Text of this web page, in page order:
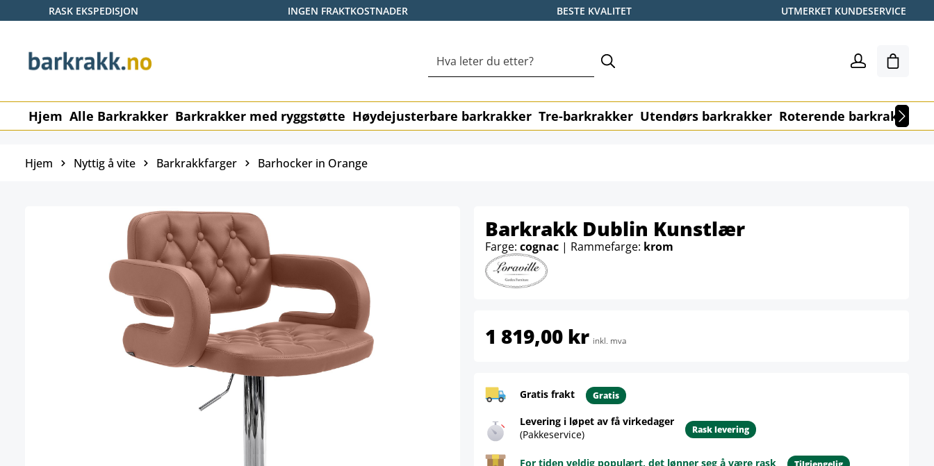
til hovedinnhold
Hopp til søk
Gå til hovednavigasjon
RASK EKSPEDISJON INGEN FRAKTKOSTNADER BESTE KVALITET UTMERKET KUNDESERVICE
Hjem Alle Barkrakker Barkrakker med ryggstøtte Høydejusterbare barkrakker Tre-barkrakker Utendørs barkrakker Roterende barkrakker
Hjem Nyttig å vite Barkrakkfarger Barhocker in Orange
Barkrakk Dublin Kunstlær
Farge: cognac | Rammefarge: krom
1 819,00 kr inkl. mva
Gratis frakt Gratis
Levering i løpet av få virkedager
(Pakkeservice)
Rask levering
For tiden veldig populært, det lønner seg å være rask